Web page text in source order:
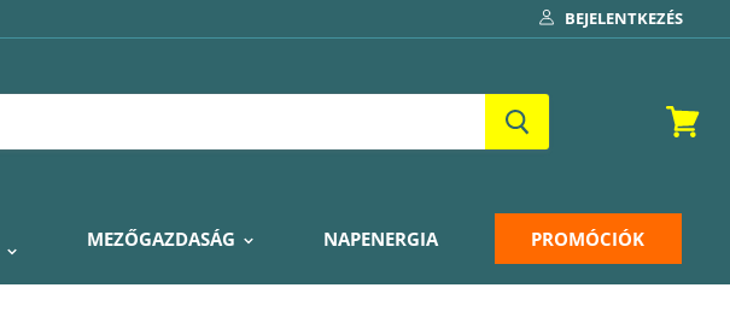
BEJELENTKEZÉS
MEZŐGAZDASÁG NAPENERGIA PROMÓCIÓK